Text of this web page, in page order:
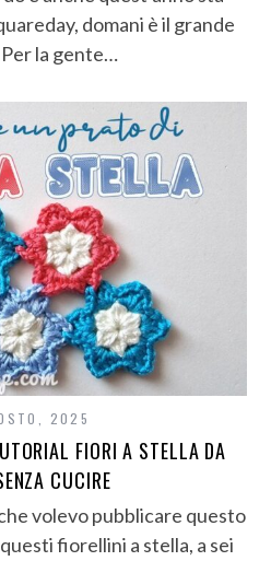
domani è il grande
la gente…
2025
FIORI A STELLA DA
CUCIRE
volevo pubblicare questo
fiorellini a stella, a sei